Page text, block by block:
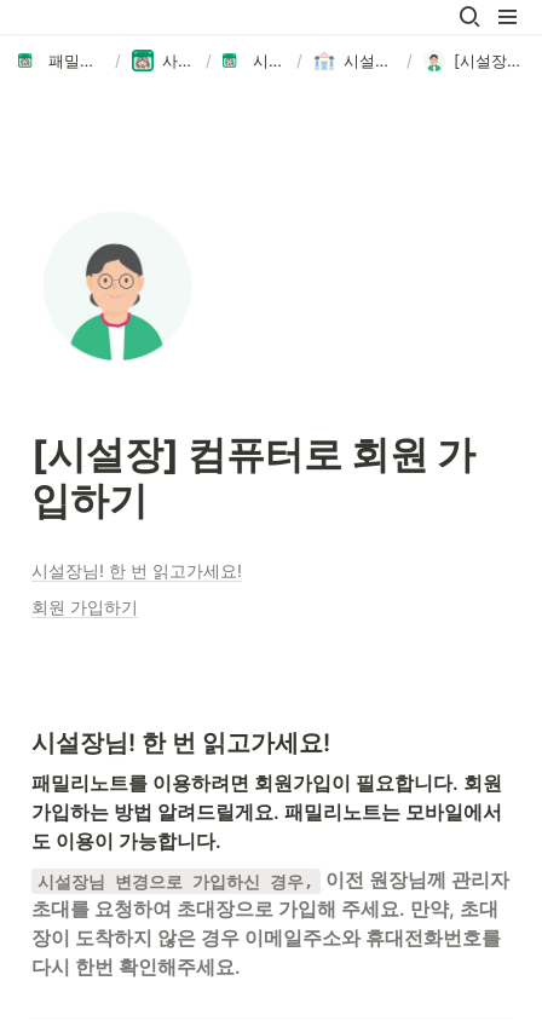
패밀리노트에 오신 것을 환영합니다👏🏻 / 사용자 가이드 모음 / 시설장/직원 가이드 / 시설장/직원으로 시작하기 / [시설장] 컴퓨터로 회원 가입하기
[시설장] 컴퓨터로 회원 가
입하기
시설장님! 한 번 읽고가세요!
회원 가입하기
시설장님! 한 번 읽고가세요!
패밀리노트를 이용하려면 회원가입이 필요합니다. 회원
가입하는 방법 알려드릴게요. 패밀리노트는 모바일에서
도 이용이 가능합니다.
시설장님 변경으로 가입하신 경우,
이전 원장님께 관리자
초대를 요청하여 초대장으로 가입해 주세요. 만약, 초대
장이 도착하지 않은 경우 이메일주소와 휴대전화번호를
다시 한번 확인해주세요.